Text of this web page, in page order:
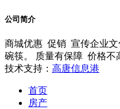
公司简介
商城优惠 促销 宣传企业
碗筷。 质量有保障 价格不
技术支持： 高唐信息港
首页
房产